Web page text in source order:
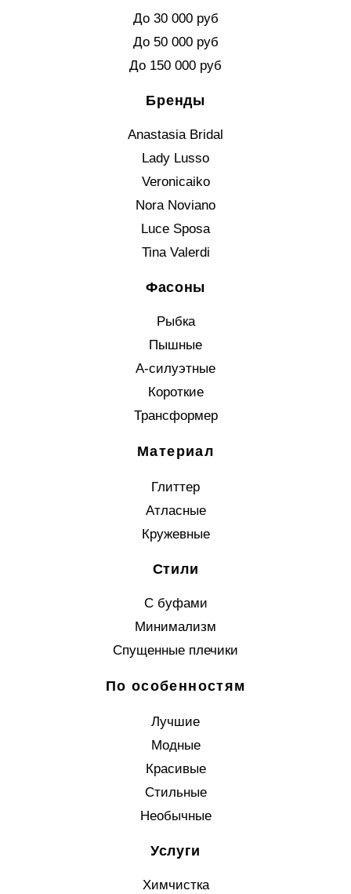
До 30 000 руб
До 50 000 руб
До 150 000 руб
Бренды
Anastasia Bridal
Lady Lusso
Veronicaiko
Nora Noviano
Luce Sposa
Tina Valerdi
Фасоны
Рыбка
Пышные
А-силуэтные
Короткие
Трансформер
Материал
Глиттер
Атласные
Кружевные
Стили
С буфами
Минимализм
Спущенные плечики
По особенностям
Лучшие
Модные
Красивые
Стильные
Необычные
Услуги
Химчистка